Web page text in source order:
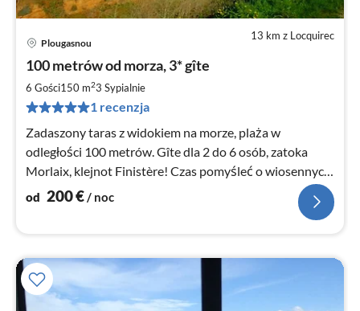
13 km z Locquirec
Plougasnou
100 metrów od morza, 3* gîte
6 Gości150 m23 Sypialnie
1 recenzja
Zadaszony taras z widokiem na morze, plaża w
odległości 100 metrów. Gîte dla 2 do 6 osób, zatoka
Morlaix, klejnot Finistère! Czas pomyśleć o wiosennych
wakacjach. PROMO: apr
od 200€ / noc